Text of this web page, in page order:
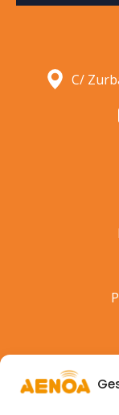
C/